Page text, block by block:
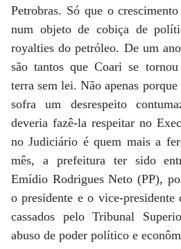
Petrobras. Só que o
num objeto de cobiça de
royalties do petróleo. De um
são tantos que Coari se
terra sem lei. Não apenas
sofra um desrespeito
deveria fazê-la respeitar no
no Judiciário é quem mais a
mês, a prefeitura ter sido
Emídio Rodrigues Neto (PP),
o presidente e o vice-presidente
cassados pelo Tribunal
abuso de poder político e